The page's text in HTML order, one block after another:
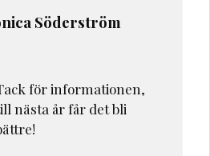
Söderström
för informationen,
nästa år får det bli